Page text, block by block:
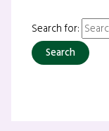
Search for: